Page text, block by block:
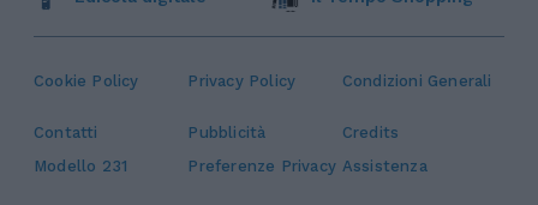
Cookie Policy Privacy Policy Condizioni Generali
Contatti Pubblicità
Credits
Modello 231
Preferenze Privacy Assistenza